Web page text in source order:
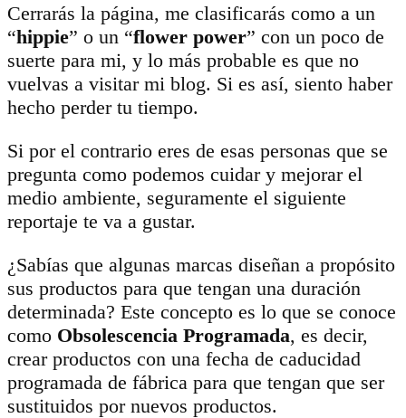
Cerrarás la página, me clasificarás como a un
“hippie” o un “flower power” con un poco de
suerte para mi, y lo más probable es que no
vuelvas a visitar mi blog. Si es así, siento haber
hecho perder tu tiempo.
Si por el contrario eres de esas personas que se
pregunta como podemos cuidar y mejorar el
medio ambiente, seguramente el siguiente
reportaje te va a gustar.
¿Sabías que algunas marcas diseñan a propósito
sus productos para que tengan una duración
determinada? Este concepto es lo que se conoce
como Obsolescencia Programada, es decir,
crear productos con una fecha de caducidad
programada de fábrica para que tengan que ser
sustituidos por nuevos productos.